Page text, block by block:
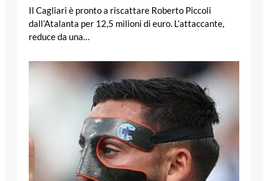
Il Cagliari è pronto a riscattare Roberto Piccoli
dall’Atalanta per 12,5 milioni di euro. L’attaccante,
reduce da una…